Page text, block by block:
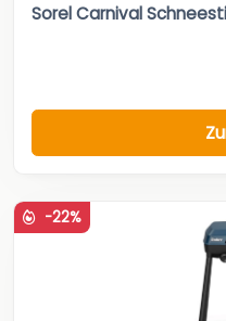
Sorel Carnival
-22%